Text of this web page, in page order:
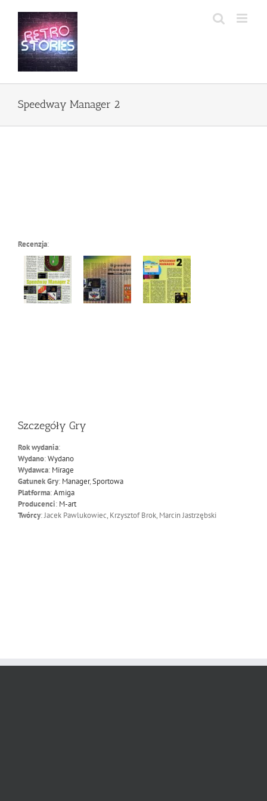
zawartości
Speedway Manager 2
Recenzja:
Szczegóły Gry
Rok wydania:
Wydano:Wydano
Wydawca: Mirage
Gatunek Gry: Manager,Sportowa
Platforma:Amiga
Producenci: M-art
Twórcy: Jacek Pawlukowiec, Krzysztof Brok, Marcin Jastrzębski